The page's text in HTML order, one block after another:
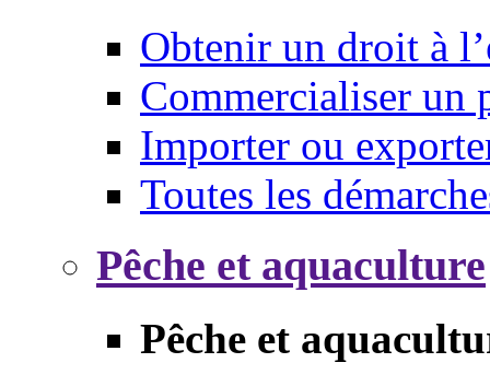
Obtenir un droit à
Commercialiser un
Importer ou
Toutes les
Pêche et aquaculture
Pêche et